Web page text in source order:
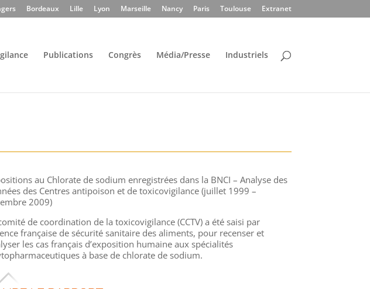
Bordeaux Lille Lyon Marseille Nancy Paris Toulouse Extranet
Publications Congrès Média/Presse Industriels
au Chlorate de sodium enregistrées dans la BNCI – Analyse des
des Centres antipoison et de toxicovigilance (juillet 1999 –
2009)
de coordination de la toxicovigilance (CCTV) a été saisi par
française de sécurité sanitaire des aliments, pour recenser et
les cas français d’exposition humaine aux spécialités
à base de chlorate de sodium.